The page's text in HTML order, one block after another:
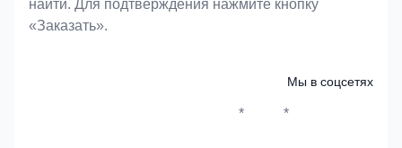
найти. Для подтверждения нажмите кнопку
«Заказать».
Мы в соцсетях
* *